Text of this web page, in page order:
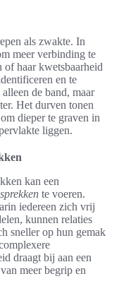
als zwakte. In
meer verbinding te
of haar kwetsbaarheid
en te
de band, maar
Het durven tonen
dieper te graven in
liggen.
kan een
te voeren.
iedereen zich vrij
kunnen relaties
sneller op hun gemak
draagt bij aan een
meer begrip en